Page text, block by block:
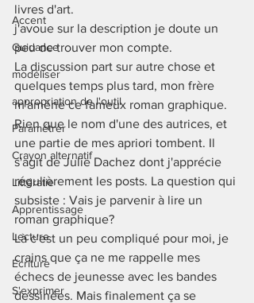
Accent
Guidance
modéliser
appropriation de l'outil
Paramétrer
Crayon alternatif
Littératie
Apprentissage
Lecture
Ecriture
S'exprimer
livres d'art.
j'avoue sur la description je doute un
peu de trouver mon compte.
La discussion part sur autre chose et
quelques temps plus tard, mon frère
m'amène ce fameux roman graphique.
Rien que le nom d'une des autrices, et
une partie de mes apriori tombent. Il
s'agit de Julie Dachez dont j'apprécie
régulièrement les posts. La question qui
subsiste : Vais je parvenir à lire un
roman graphique?
Là c'est un peu compliqué pour moi, je
crains que ça ne me rappelle mes
échecs de jeunesse avec les bandes
dessinées. Mais finalement ça se